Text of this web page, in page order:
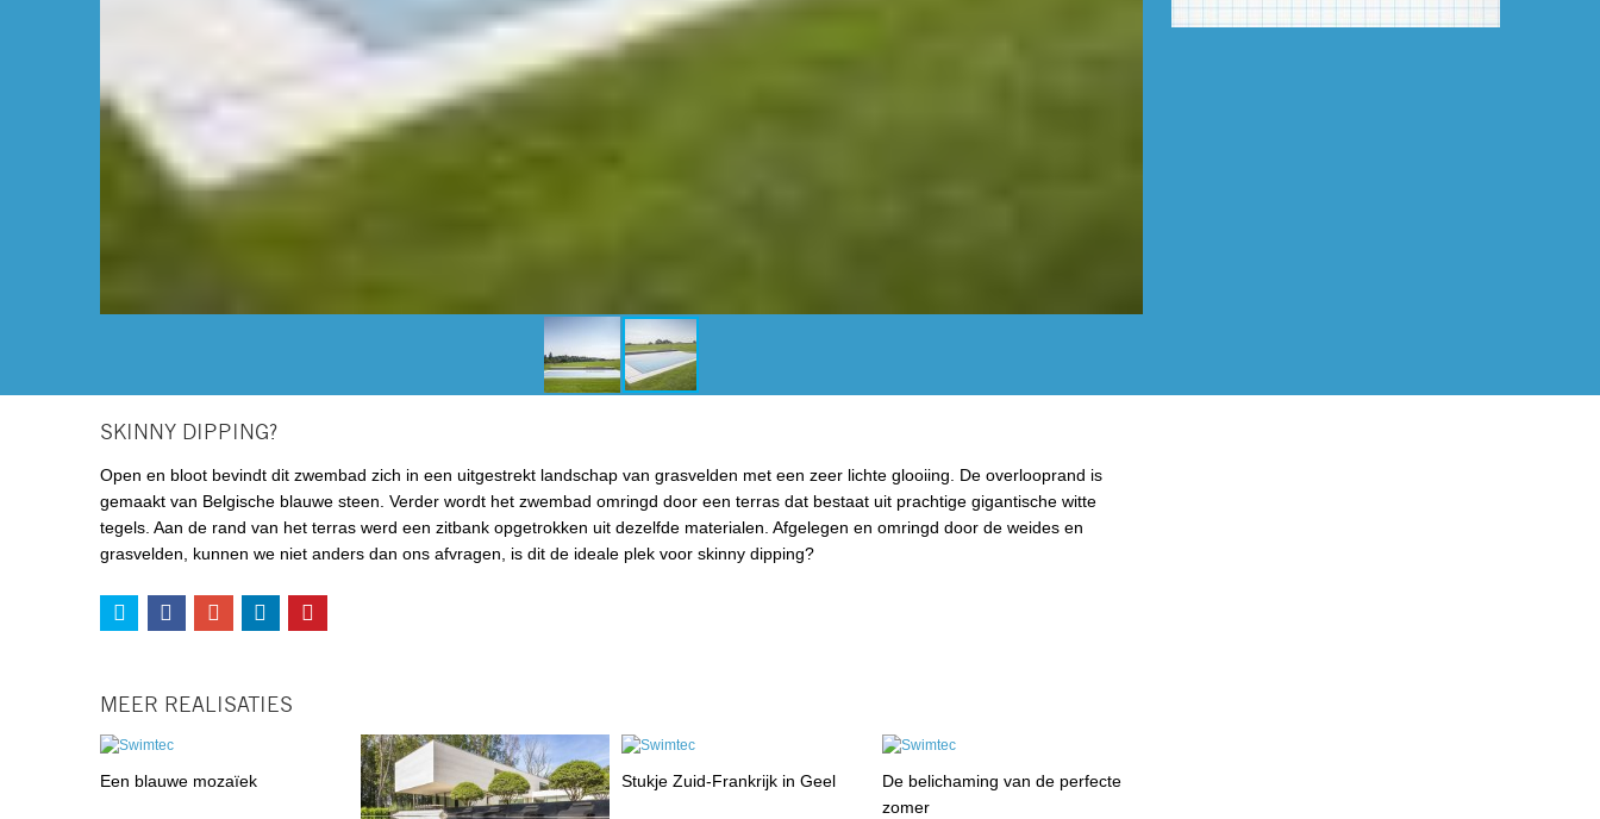
SKINNY DIPPING?
Open en bloot bevindt dit zwembad zich in een uitgestrekt landschap van grasvelden met een zeer lichte glooiing. De overlooprand is
gemaakt van Belgische blauwe steen. Verder wordt het zwembad omringd door een terras dat bestaat uit prachtige gigantische witte
tegels. Aan de rand van het terras werd een zitbank opgetrokken uit dezelfde materialen. Afgelegen en omringd door de weides en
grasvelden, kunnen we niet anders dan ons afvragen, is dit de ideale plek voor skinny dipping?
MEER REALISATIES
Een blauwe mozaïek Stukje Zuid-Frankrijk in Geel
De belichaming van de perfecte
zomer